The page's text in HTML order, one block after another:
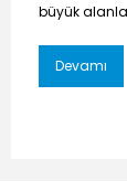
büyük
Devamı